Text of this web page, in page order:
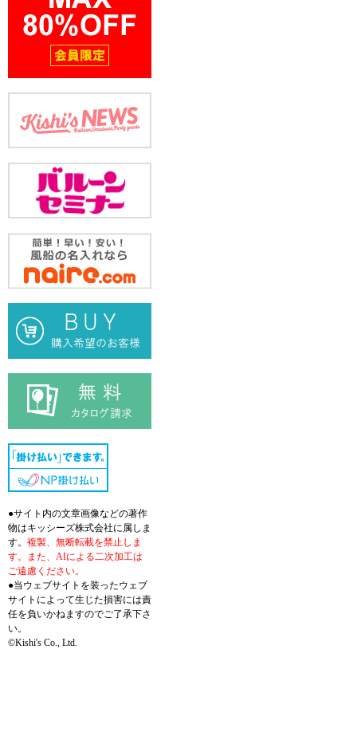
●サイト内の文章画像などの著作
物はキッシーズ株式会社に属しま
す。 複製、無断転載を禁止しま
す。また、AIによる二次加工は
ご遠慮ください。
●当ウェブサイトを装ったウェブ
サイトによって生じた損害には責
任を負いかねますのでご了承下さ
い。
©Kishi's Co., Ltd.